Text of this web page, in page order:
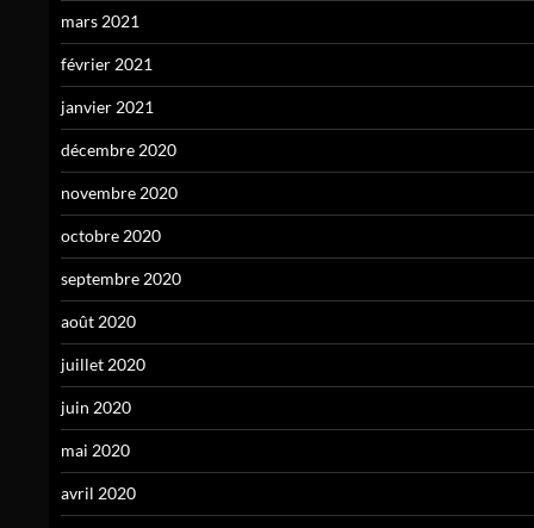
mars 2021
février 2021
janvier 2021
décembre 2020
novembre 2020
octobre 2020
septembre 2020
août 2020
juillet 2020
juin 2020
mai 2020
avril 2020